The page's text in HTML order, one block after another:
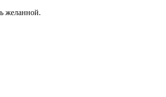
желанной.